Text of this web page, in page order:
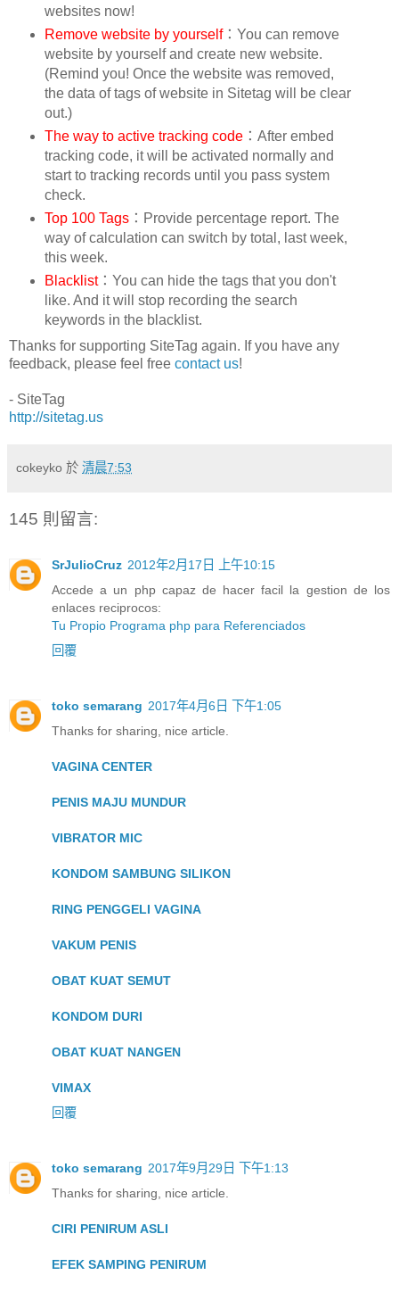
websites now!
Remove website by yourself：You can remove
website by yourself and create new website.
(Remind you! Once the website was removed,
the data of tags of website in Sitetag will be clear
out.)
The way to active tracking code：After embed
tracking code, it will be activated normally and
start to tracking records until you pass system
check.
Top 100 Tags：Provide percentage report. The
way of calculation can switch by total, last week,
this week.
Blacklist：You can hide the tags that you don't
like. And it will stop recording the search
keywords in the blacklist.
Thanks for supporting SiteTag again. If you have any
feedback, please feel free contact us!
- SiteTag
http://sitetag.us
cokeyko 於 清晨7:53
145 則留言:
SrJulioCruz 2012年2月17日 上午10:15
Accede a un php capaz de hacer facil la gestion de los
enlaces reciprocos:
Tu Propio Programa php para Referenciados
回覆
toko semarang 2017年4月6日 下午1:05
Thanks for sharing, nice article.
VAGINA CENTER
PENIS MAJU MUNDUR
VIBRATOR MIC
KONDOM SAMBUNG SILIKON
RING PENGGELI VAGINA
VAKUM PENIS
OBAT KUAT SEMUT
KONDOM DURI
OBAT KUAT NANGEN
VIMAX
回覆
toko semarang 2017年9月29日 下午1:13
Thanks for sharing, nice article.
CIRI PENIRUM ASLI
EFEK SAMPING PENIRUM